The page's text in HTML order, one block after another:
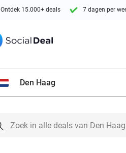
Ontdek 15.000+ deals 7 dagen per
Den Haag